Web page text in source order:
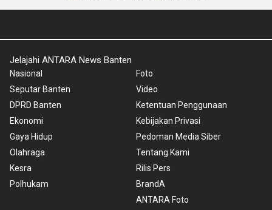
Jelajahi ANTARA News Banten
Nasional
Seputar Banten
DPRD Banten
Ekonomi
Gaya Hidup
Olahraga
Kesra
Polhukam
Foto
Video
Ketentuan Penggunaan
Kebijakan Privasi
Pedoman Media Siber
Tentang Kami
Rilis Pers
BrandA
ANTARA Foto